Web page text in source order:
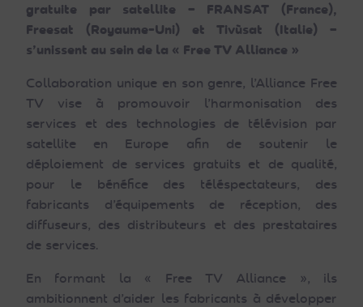
gratuite par satellite – FRANSAT (France),
Freesat (Royaume-Uni) et Tivùsat (Italie) –
s’unissent au sein de la « Free TV Alliance »
Collaboration unique en son genre, l’Alliance Free
TV vise à promouvoir l’harmonisation des
services et des technologies de télévision par
satellite en Europe afin de soutenir le
déploiement de services gratuits et de qualité,
pour le bénéfice des téléspectateurs, des
fabricants d’équipements de réception, des
diffuseurs, des distributeurs et des prestataires
de services.
En formant la « Free TV Alliance », ils
ambitionnent d’aider les fabricants à développer